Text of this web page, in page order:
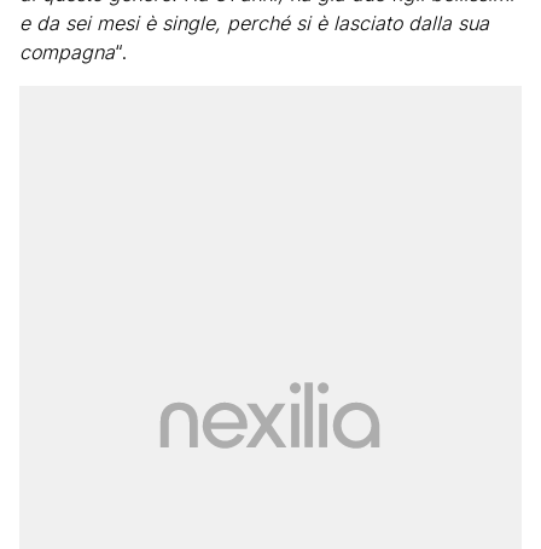
e da sei mesi è single, perché si è lasciato dalla sua
compagna“.